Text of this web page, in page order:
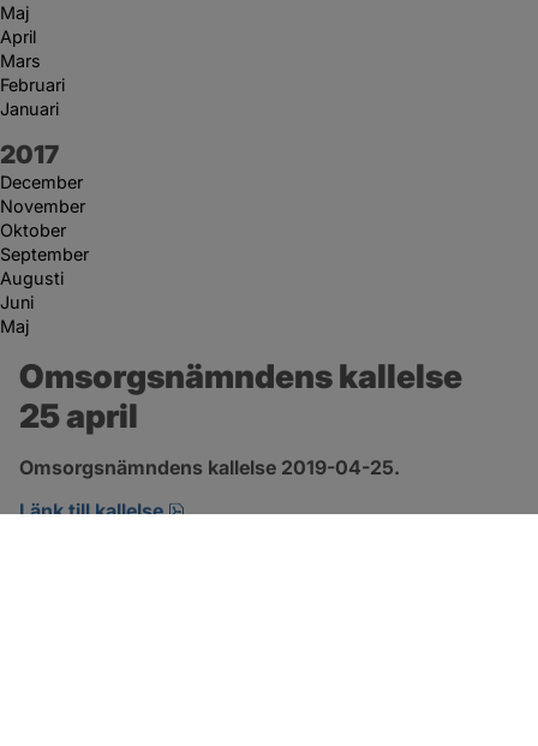
Maj
April
Mars
Februari
Januari
År:
2017
December
November
Oktober
September
Augusti
Juni
Maj
Omsorgsnämndens kallelse
25 april
Omsorgsnämndens kallelse 2019-04-25.
Länk till kallelse
pdf, öppnas i nytt fönster.